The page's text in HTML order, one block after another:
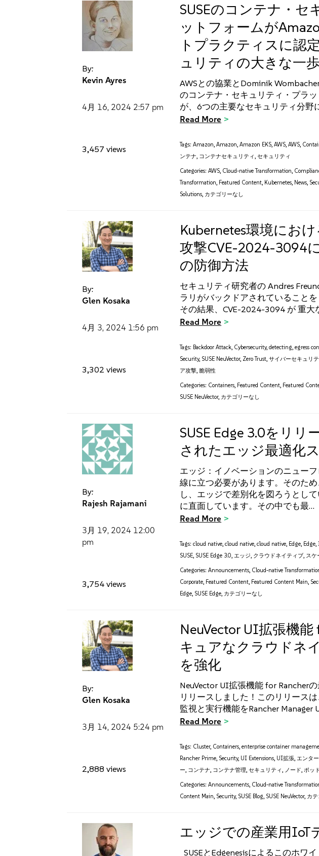
By:
Kevin Ayres
4月 16, 2024 2:57 pm
3,457 views
SUSEのコンテナ・セ
ットフォームが
トプラクティスに認
ュリティの大きな一歩
AWSとの協業とDominik
のコンテナ・セキュリティ・プラ
が、6つの主要なセキュリティ分野
Read More
Tags: Amazon,Amazon,Amazon EKS,AWS,AWS,
ンテナ, コンテナセキュリティ,セキュリティ
Categories: AWS, Cloud-native Transformation,
Transformation, Featured Content, Kubernetes, News,
Solutions, カテゴリーなし
By:
Glen Kosaka
4月 3, 2024 1:56 pm
3,302 views
Kubernetes環境にお
攻撃CVE-2024-3094
の防御方法
セキュリティ研究者の Andres
ラリがバックドアされていることを
その結果、CVE-2024-3094 が 重大
Read More
Tags: Backdoor Attack, Cybersecurity,detecting,egress
Security, SUSE NeuVector, Zero Trust,サイバーセキュリ
ア攻撃, 脆弱性
Categories: Containers, Featured Content, Featured
SUSE NeuVector, カテゴリーなし
By:
Rajesh Rajamani
3月 19, 2024 12:00
pm
3,754 views
SUSE Edge 3.0をリリ
されたエッジ最適化
エッジ：イノベーションのニュー
線に立つ必要があります。そのた
し、エッジで差別化を図ろうとし
に直面しています。その中でも最…
Read More
Tags: cloud native,cloud native,cloud native, Edge, Edge,
SUSE, SUSE Edge 3.0,エッジ, クラウドネイティブ, スケ
Categories: Announcements, Cloud-native
Corporate, Featured Content, Featured Content Main,
Edge, SUSE Edge, カテゴリーなし
By:
Glen Kosaka
3月 14, 2024 5:24 pm
2,888 views
NeuVector UI拡張機能
キュアなクラウドネ
を強化
NeuVector UI拡張機能 for Rancher
リリースしました！このリリース
監視と実行機能をRancher Manager
Read More
Tags: Cluster, Containers,enterprise container
Rancher Prime, Security, UI Extensions, UI拡張,エンタ
ー, コンテナ, コンテナ管理,セキュリティ, ノード,ポッ
Categories: Announcements, Cloud-native
Content Main, Security, SUSE Blog, SUSE NeuVector, カ
エッジでの産業用IoT
SUSEとEdgenesisによるこのホワ